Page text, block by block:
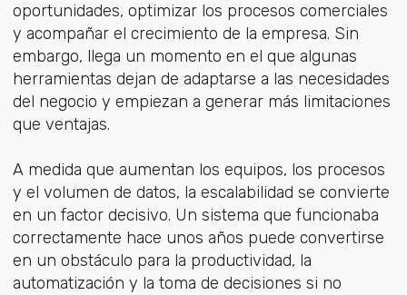
oportunidades, optimizar los procesos comerciales
y acompañar el crecimiento de la empresa. Sin
embargo, llega un momento en el que algunas
herramientas dejan de adaptarse a las necesidades
del negocio y empiezan a generar más limitaciones
que ventajas.
A medida que aumentan los equipos, los procesos
y el volumen de datos, la escalabilidad se convierte
en un factor decisivo. Un sistema que funcionaba
correctamente hace unos años puede convertirse
en un obstáculo para la productividad, la
automatización y la toma de decisiones si no